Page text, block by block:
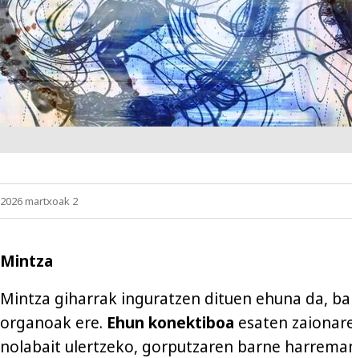
2026 martxoak 2
Mintza
Mintza giharrak inguratzen dituen ehuna da,
organoak ere. Ehun konektiboa esaten
nolabait ulertzeko, gorputzaren barne